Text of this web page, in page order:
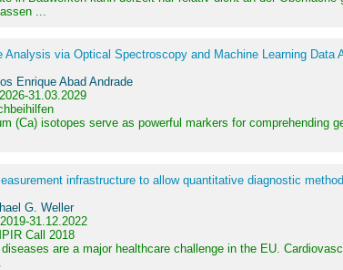
...
Analysis via Optical Spectroscopy and Machine Learning Data
Enrique Abad Andrade
31.03.2029
(Ca) isotopes serve as powerful markers for comprehending
infrastructure to allow quantitative diagnostic
G. Weller
31.12.2022
Call 2018
diseases are a major healthcare challenge in the EU.